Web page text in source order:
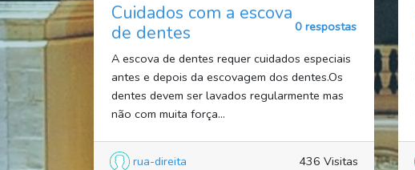
Cuidados com a escova
de dentes
0 respostas
A escova de dentes requer cuidados especiais
antes e depois da escovagem dos dentes.Os
dentes devem ser lavados regularmente mas
não com muita força...
rua-direita 436 Visitas